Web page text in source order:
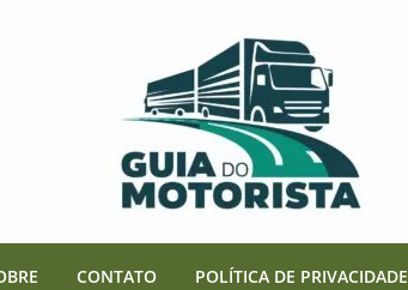
CONTATO POLÍTICA DE PRIVACIDADE